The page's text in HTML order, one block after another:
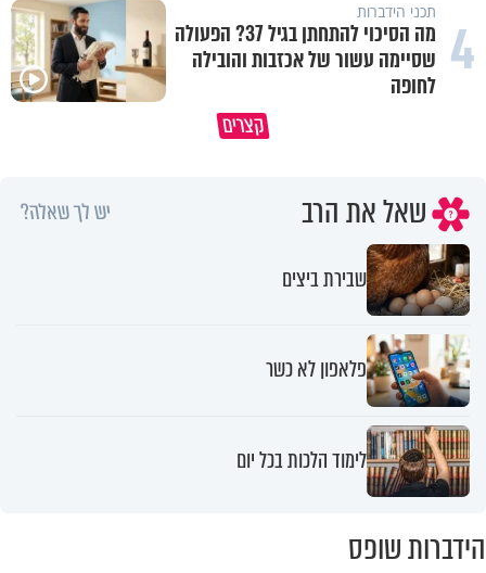
4 תכני הידברות
מה הסיכוי להתחתן בגיל 37? הפעולה
שסיימה עשור של אכזבות והובילה
לחופה
קצריםתעצום לרגע את העינים ותגיד תודה
עם קטן שמצליח לשאת תורה
שאל את הרב יש לך שאלה?
שבירת ביצים
פלאפון לא כשר
לימוד הלכות בכל יום
הידברות שופס